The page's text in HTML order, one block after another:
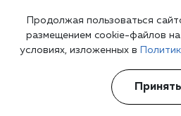
Продолжая пользоваться
размещением cookie-файлов
условиях, изложенных в
Принять